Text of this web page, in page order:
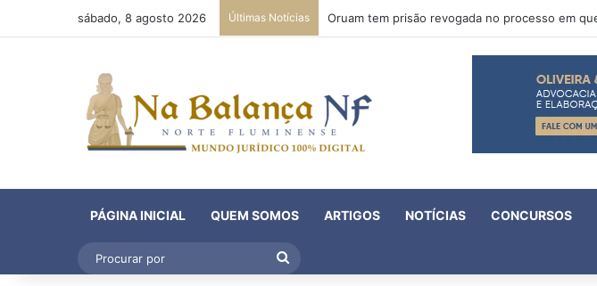
sábado, 8 agosto 2026 Últimas Notícias
PÁGINA INICIAL QUEM SOMOS ARTIGOS NOTÍCIAS CONCURSOS